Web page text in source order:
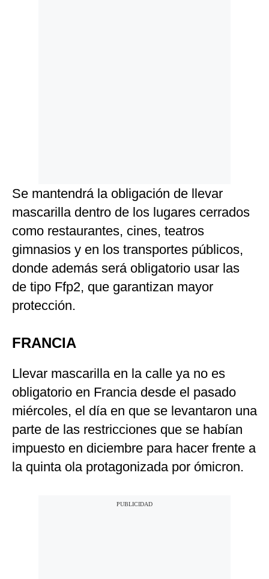
Se mantendrá la obligación de llevar
mascarilla dentro de los lugares cerrados
como restaurantes, cines, teatros
gimnasios y en los transportes públicos,
donde además será obligatorio usar las
de tipo Ffp2, que garantizan mayor
protección.
FRANCIA
Llevar mascarilla en la calle ya no es
obligatorio en Francia desde el pasado
miércoles, el día en que se levantaron una
parte de las restricciones que se habían
impuesto en diciembre para hacer frente a
la quinta ola protagonizada por ómicron.